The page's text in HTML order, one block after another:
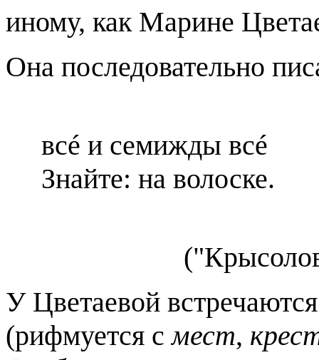
иному, как Марине
Она последовательно
всé и семижды всé
Знайте: на волоске.
У Цветаевой
(рифмуется смест,